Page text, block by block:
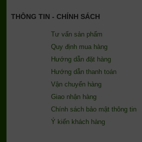
THÔNG TIN - CHÍNH SÁCH
Tư vấn sản phẩm
Quy định mua hàng
Hướng dẫn đặt hàng
Hướng dẫn thanh toán
Vận chuyển hàng
Giao nhận hàng
Chính sách bảo mật thông tin
Ý kiến khách hàng